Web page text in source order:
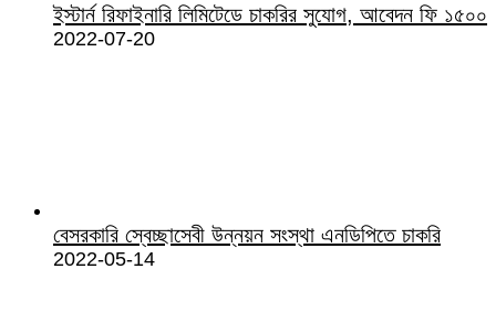
ইস্টার্ন রিফাইনারি লিমিটেডে চাকরির সুযোগ, আবেদন ফি ১৫০০
2022-07-20
বেসরকারি স্বেচ্ছাসেবী উন্নয়ন সংস্থা এনডিপিতে চাকরি
2022-05-14